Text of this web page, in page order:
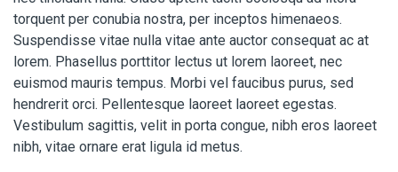
torquent per conubia nostra, per inceptos himenaeos.
Suspendisse vitae nulla vitae ante auctor consequat ac at
lorem. Phasellus porttitor lectus ut lorem laoreet, nec
euismod mauris tempus. Morbi vel faucibus purus, sed
hendrerit orci. Pellentesque laoreet laoreet egestas.
Vestibulum sagittis, velit in porta congue, nibh eros laoreet
nibh, vitae ornare erat ligula id metus.